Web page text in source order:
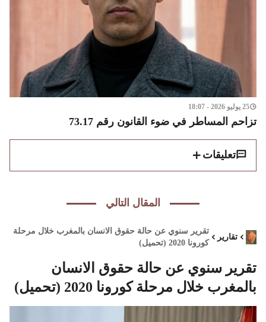
25 يوليو 2026 - 18:07
تزاحم المساطر في ضوء القانون رقم 73.17
تعليقات
المقال التالي
تقارير
تقرير سنوي عن حالة حقوق الانسان بالمغرب خلال مرحلة
كورونا 2020 (تحميل)
تقرير سنوي عن حالة حقوق الانسان
بالمغرب خلال مرحلة كورونا 2020 (تحميل)